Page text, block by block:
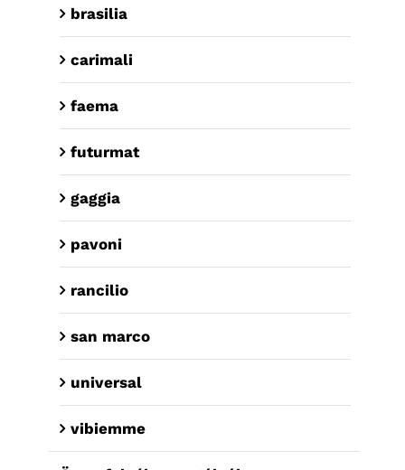
brasilia
carimali
faema
futurmat
gaggia
pavoni
rancilio
san marco
universal
vibiemme